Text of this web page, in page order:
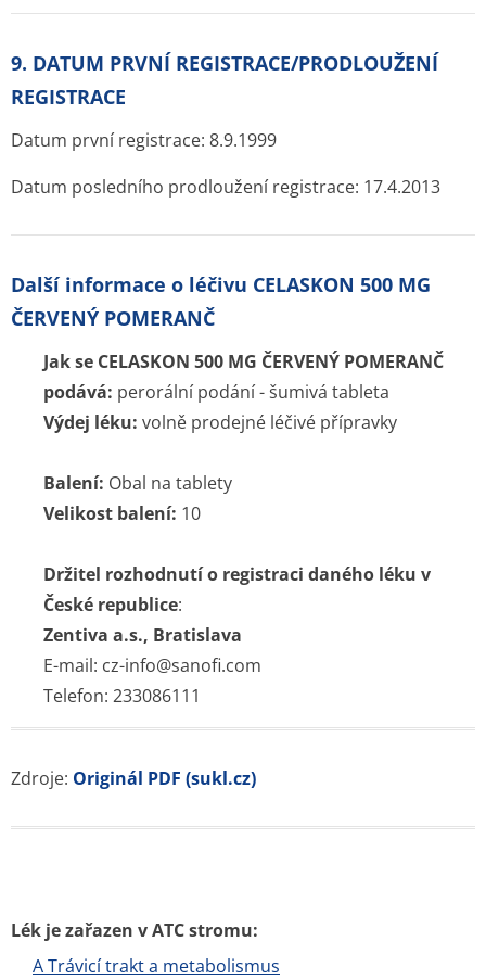
9. DATUM PRVNÍ REGISTRACE/PRODLOUŽENÍ
REGISTRACE
Datum první registrace: 8.9.1999
Datum posledního prodloužení registrace: 17.4.2013
Další informace o léčivu CELASKON 500 MG
ČERVENÝ POMERANČ
Jak se CELASKON 500 MG ČERVENÝ POMERANČ
podává: perorální podání - šumivá tableta
Výdej léku: volně prodejné léčivé přípravky
Balení: Obal na tablety
Velikost balení: 10
Držitel rozhodnutí o registraci daného léku v
České republice:
Zentiva a.s., Bratislava
E-mail: cz-info@sanofi.com
Telefon: 233086111
Zdroje: Originál PDF (sukl.cz)
Lék je zařazen v ATC stromu:
A Trávicí trakt a metabolismus